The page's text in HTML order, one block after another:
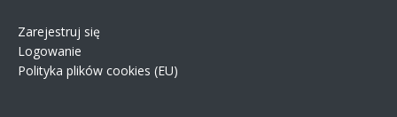
Zarejestruj się
Logowanie
Polityka plików cookies (EU)